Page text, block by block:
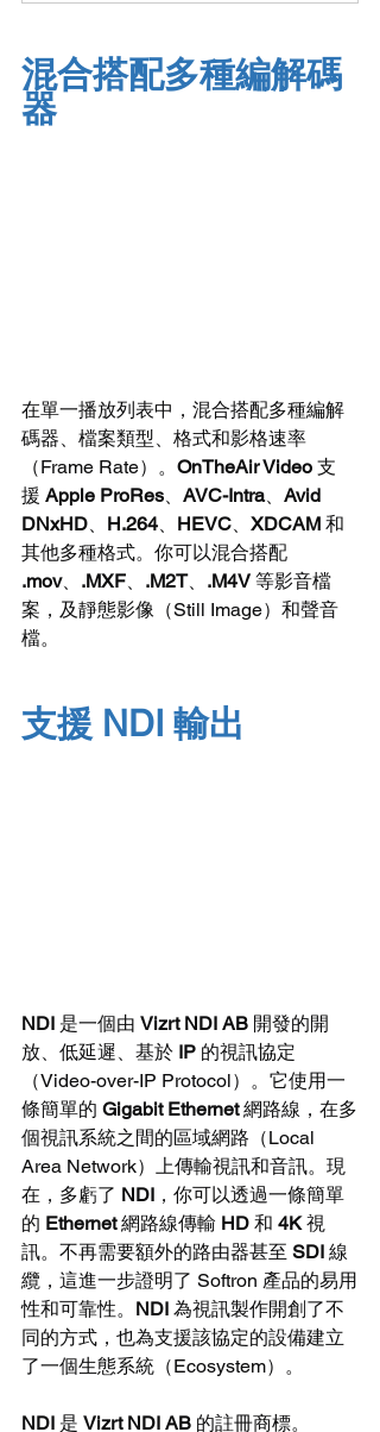
混合搭配多種編解碼
器
在單一播放列表中，混合搭配多種編解
碼器、檔案類型、格式和影格速率
（Frame Rate）。 OnTheAir Video 支
援 Apple ProRes AVC-Intra、 Avid
DNxHD
H.264 HEVC XDCAM 和
其他多種格式。你可以混合搭配
.mov、 .MXF .M2T、 .M4V 等影音檔
案，及靜態影像（Still Image）和聲音
檔。
支援 NDI 輸出
NDI 是一個由 Vizrt NDI AB 開發的開
放、低延遲、基於 IP 的視訊協定
（Video-over-IP Protocol）。它使用一
條簡單的 Gigabit Ethernet 網路線，在多
個視訊系統之間的區域網路（Local
Area Network）上傳輸視訊和音訊。現
在，多虧了 NDI ，你可以透過一條簡單
的 Ethernet 網路線傳輸 HD 和 4K 視
訊。不再需要額外的路由器甚至 SDI 線
纜，這進一步證明了 Softron 產品的易用
性和可靠性。 NDI 為視訊製作開創了不
同的方式，也為支援該協定的設備建立
了一個生態系統（Ecosystem）。
NDI 是 Vizrt NDI AB 的註冊商標。